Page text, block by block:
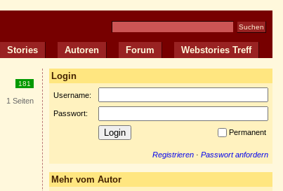
Stories Autoren Forum Webstories Treff
181
1 Seiten
Login
Username:
Passwort:
Permanent
Registrieren · Passwort anfordern
Mehr vom Autor